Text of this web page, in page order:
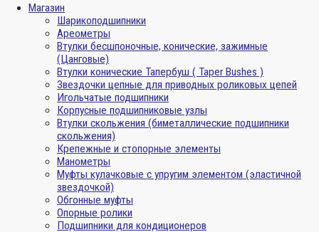
Магазин
Шарикоподшипники
Ареометры
Втулки бесшпоночные, конические, зажимные
(Цанговые)
Втулки конические Тапербуш ( Taper Bushes )
Звездочки цепные для приводных роликовых цепей
Игольчатые подшипники
Корпусные подшипниковые узлы
Втулки скольжения (биметаллические подшипники
скольжения)
Крепежные и стопорные элементы
Манометры
Муфты кулачковые с упругим элементом (эластичной
звездочкой)
Обгонные муфты
Опорные ролики
Подшипники для кондиционеров